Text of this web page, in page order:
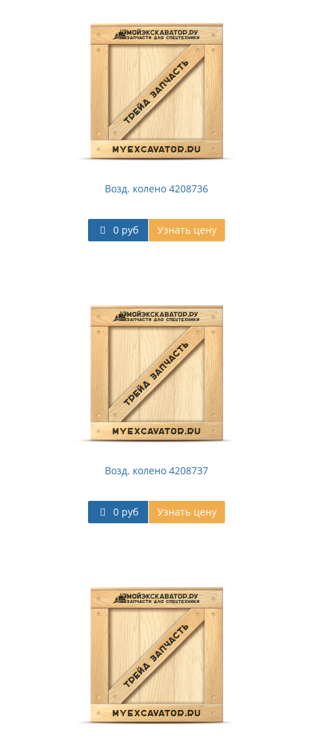
Возд. колено 4208736
0 руб Узнать цену
Возд. колено 4208737
0 руб Узнать цену